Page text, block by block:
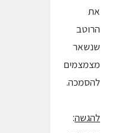
את
הרוטב
שנשאר
מצמצמים
להסמכה.
להגשה: